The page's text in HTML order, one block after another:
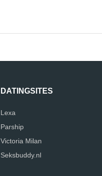
DATINGSITES
Lexa
Parship
Victoria Milan
Seksbuddy.nl